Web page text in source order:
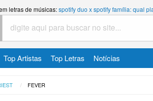
letras de músicas:spotify duo x spotify família: qual
Top Artistas Top Letras Notícias
FEVER